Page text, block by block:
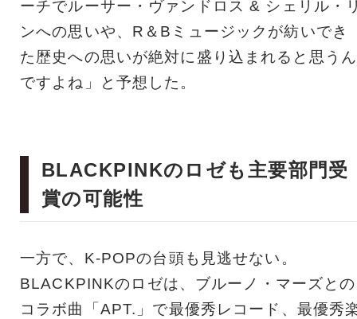
ーチでルーサー・ヴァンドロス & シェリル・
ンへの思いや、R＆Bミュージックが紡いでき
た歴史への思いが絶対に盛り込まれると思うん
ですよね」と予想した。
BLACKPINKのロゼも主要部門受
賞の可能性
一方で、K-POPの台頭も見逃せない。
BLACKPINKのロゼは、ブルーノ・マーズとの
コラボ曲「APT.」で最優秀レコード、最優秀